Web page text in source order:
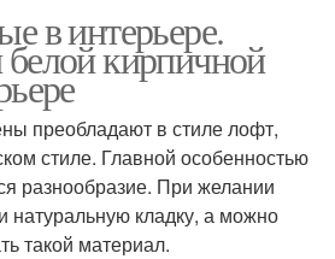
в интерьере.
кирпичной
преобладают в стиле лофт,
стиле. Главной особенностью
разнообразие. При желании
натуральную кладку, а можно
такой материал.